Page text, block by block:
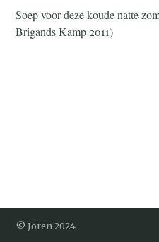
Soep voor deze koude natte
Brigands Kamp 2011)
© Joren 2024